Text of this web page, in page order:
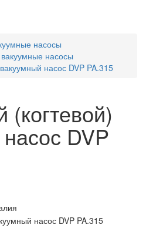
насосы
насосы
насос DVP PA.315
(когтевой)
DVP